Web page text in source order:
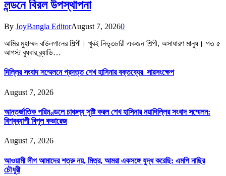
লন্ডনে বিরল উপস্থাপনা
By JoyBangla EditorAugust 7, 20260
আমির মুহাম্মদ বাউলগানের শিল্পী। খুবই নিভৃতচারী একজন শিল্পী, অসাধারণ মানুষ। গত ৫
আগস্ট বুধবার ব্র্যাডি…
দিল্লির সংবাদ সম্মেলনে প্রদত্ত শেখ হাসিনার বক্তব্যের সারসংক্ষেপ
August 7, 2026
আন্তর্জাতিক পরিমণ্ডলে চাঞ্চল্য সৃষ্টি করল শেখ হাসিনার নয়াদিল্লির সংবাদ সম্মেলন:
বিশ্বব্যাপী বিপুল কভারেজ
August 7, 2026
আওয়ামী লীগ আমাদের শত্রু নয়, মিত্র, আমরা একসঙ্গে যুদ্ধ করেছি: এমপি নাছির
চৌধুরী